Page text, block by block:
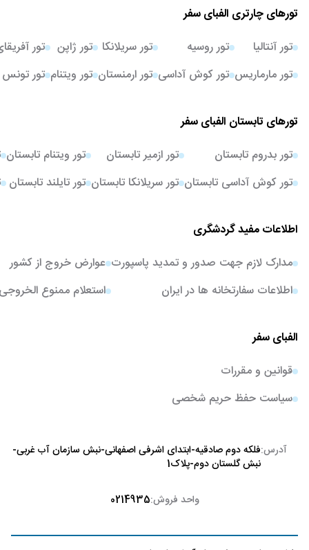
تورهای چارتری الفبای سفر
تور آنتالیا
تور مارماریس
تور روسیه
تور کوش آداسی
تور سریلانکا
تور ارمنستان
تور ژاپن
تور ویتنام
تور
تور تونس
تورهای تابستان الفبای سفر
تور بدروم تابستان
تور کوش آداسی تابستان
تور ازمیر تابستان
تور سریلانکا تابستان
تور ویتنام تابستان
تور تایلند تابستان
اطلاعات مفید گردشگری
مدارک لازم جهت صدور و تمدید پاسپورت
اطلاعات سفارتخانه ها در ایران
عوارض خروج از کشور
استعلام ممنوع
الفبای سفر
قوانین و مقررات
سیاست حفظ حریم شخصی
آدرس:فلکه دوم صادقیه-ابتدای اشرفی اصفهانی-نبش سازمان آب غربی-
نبش گلستان دوم-پلاک1
واحد فروش:0214935